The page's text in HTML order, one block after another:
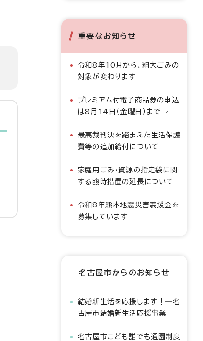
重要なお知らせ
令和8年10月から、粗大ごみの
対象が変わります
プレミアム付電子商品券の申込
は8月14日（金曜日）まで
最高裁判決を踏まえた生活保護
費等の追加給付について
家庭用ごみ・資源の指定袋に関
する臨時措置の延長について
令和8年熊本地震災害義援金を
募集しています
名古屋市からのお知らせ
結婚新生活を応援します！―名
古屋市結婚新生活応援事業―
名古屋市こども誰でも通園制度